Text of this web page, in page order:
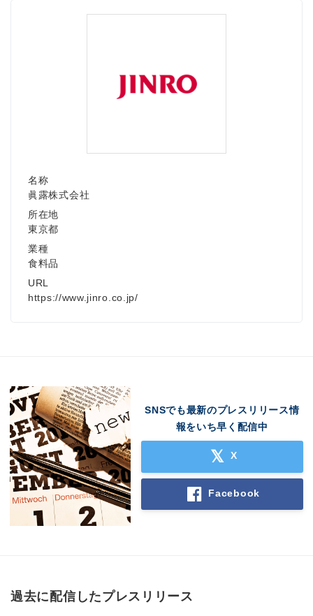
名称
眞露株式会社
所在地
東京都
業種
食料品
URL
https://www.jinro.co.jp/
SNSでも最新のプレスリリース情
報をいち早く配信中
X
Facebook
過去に配信したプレスリリース